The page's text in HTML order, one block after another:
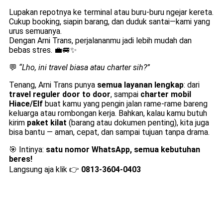
Lupakan repotnya ke terminal atau buru-buru ngejar kereta.
Cukup booking, siapin barang, dan duduk santai—kami yang
urus semuanya.
Dengan Arni Trans, perjalananmu jadi lebih mudah dan
bebas stres. 💼🚐✨
💬 “Lho, ini travel biasa atau charter sih?”
Tenang, Arni Trans punya semua layanan lengkap: dari
travel reguler door to door, sampai charter mobil
Hiace/Elf buat kamu yang pengin jalan rame-rame bareng
keluarga atau rombongan kerja. Bahkan, kalau kamu butuh
kirim paket kilat (barang atau dokumen penting), kita juga
bisa bantu — aman, cepat, dan sampai tujuan tanpa drama.
🎯 Intinya: satu nomor WhatsApp, semua kebutuhan
beres!
Langsung aja klik 👉 0813-3604-0403